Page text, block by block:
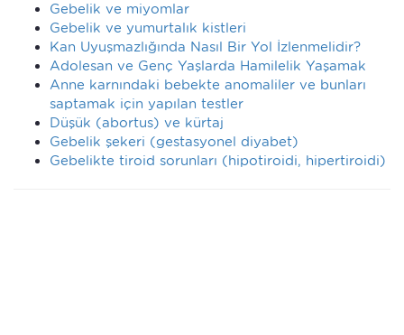
Gebelik ve miyomlar
Gebelik ve yumurtalık kistleri
Kan Uyuşmazlığında Nasıl Bir Yol İzlenmelidir?
Adolesan ve Genç Yaşlarda Hamilelik Yaşamak
Anne karnındaki bebekte anomaliler ve bunları
saptamak için yapılan testler
Düşük (abortus) ve kürtaj
Gebelik şekeri (gestasyonel diyabet)
Gebelikte tiroid sorunları (hipotiroidi, hipertiroidi)